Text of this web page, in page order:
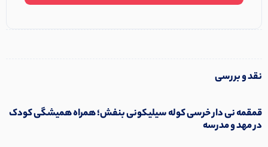
نقد و بررسی
قمقمه نی دار خرسی کوله سیلیکونی بنفش؛ همراه همیشگی کودک
در مهد و مدرسه